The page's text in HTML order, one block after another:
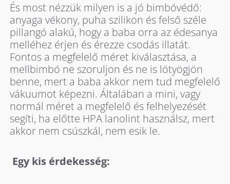
És most nézzük milyen is a jó bimbóvédő:
anyaga vékony, puha szilikon és felső széle
pillangó alakú, hogy a baba orra az édesanya
melléhez érjen és érezze csodás illatát.
Fontos a megfelelő méret kiválasztása, a
mellbimbó ne szoruljon és ne is lötyögjön
benne, mert a baba akkor nem tud megfelelő
vákuumot képezni. Általában a mini, vagy
normál méret a megfelelő és felhelyezését
segíti, ha előtte HPA lanolint használsz, mert
akkor nem csúszkál, nem esik le.
Egy kis érdekesség: